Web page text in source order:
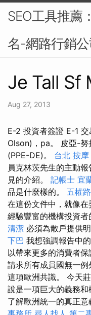
SEO工具推薦
名-網路行銷公
Je Tall Sf
Aug 27, 2013
E-2 投資者簽證 E-1
Olson)，pa。 皮亞-努
(PPE-DE)。 台北 按摩
員克林茨先生的主動
見的介紹。 記帳士 宜
品是什麼樣的。 五權
在這份文件中，就像
經驗豐富的機構投資者
清潔 必須為散戶提供
下巴 我想強調報告中
以帶來更多的消費者
請求所有成員國無一
這項歐洲共識。 今天
說是一項巨大的義務
了解歐洲統一的真正